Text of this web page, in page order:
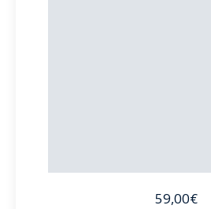
59,00€